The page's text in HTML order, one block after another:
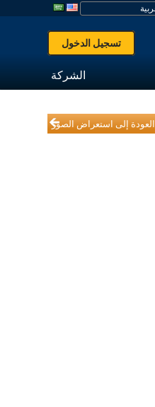
تسجيل الدخول
الشركة
العودة إلى استعراض الصور